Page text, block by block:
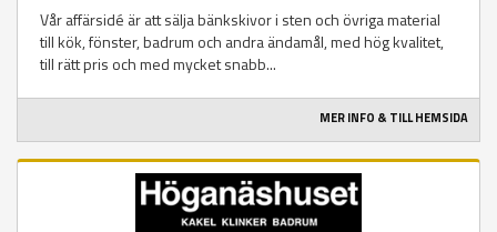
Vår affärsidé är att sälja bänkskivor i sten och övriga material
till kök, fönster, badrum och andra ändamål, med hög kvalitet,
till rätt pris och med mycket snabb...
MER INFO & TILL HEMSIDA